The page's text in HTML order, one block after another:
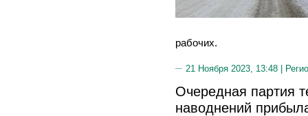
рабочих.
21 Ноября 2023, 13:48 |
Очередная партия
наводнений